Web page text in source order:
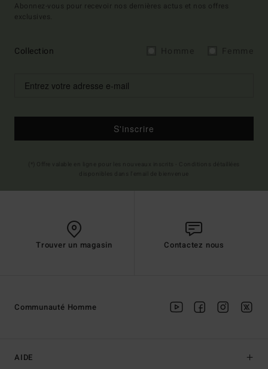
Abonnez-vous pour recevoir nos dernières actus et nos offres
exclusives.
Collection
S'inscrire
Trouver un magasin Contactez nous
AIDE
Communauté Homme